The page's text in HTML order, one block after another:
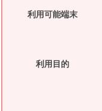
利用可能端末
利用目的